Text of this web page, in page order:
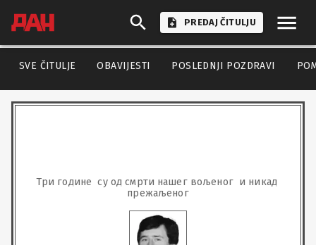
PREDAJ ČITULJU
SVE ČITULJE OBAVIJESTI POSLEDNJI POZDRAVI
Три године  су од смрти нашег вољеног  и никад
прежаљеног